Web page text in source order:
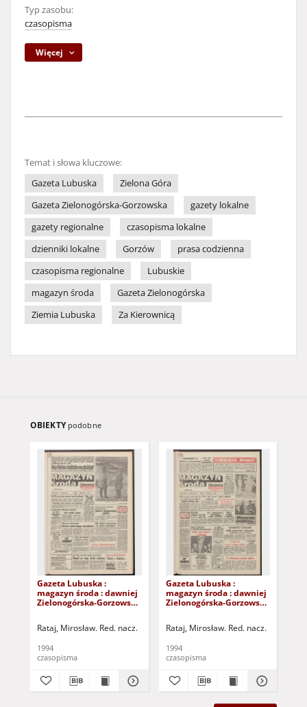
Typ zasobu:
czasopisma
Więcej
Temat i słowa kluczowe:
Gazeta Lubuska
Zielona Góra
Gazeta Zielonogórska-Gorzowska
gazety lokalne
gazety regionalne
czasopisma lokalne
dzienniki lokalne
Gorzów
prasa codzienna
czasopisma regionalne
Lubuskie
magazyn środa
Gazeta Zielonogórska
Ziemia Lubuska
Za Kierownicą
OBIEKTY podobne
Gazeta Lubuska :
magazyn środa : dawniej
Zielonogórska-Gorzowska
1
Rataj, Mirosław. Red. nacz.
1994
czasopisma
Gazeta Lubuska :
magazyn środa : dawniej
Zielonogórska-Gorzowska
Rataj, Mirosław. Red. nacz.
1994
czasopisma